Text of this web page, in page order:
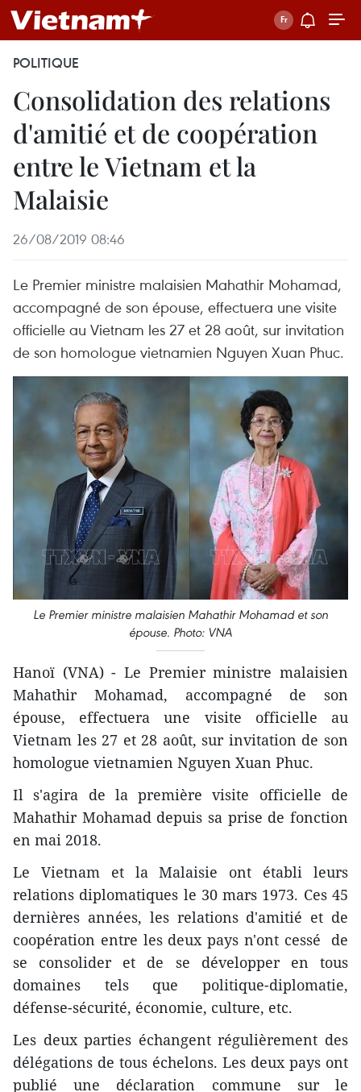
POLITIQUE
Consolidation des relations
d'amitié et de coopération
entre le Vietnam et la
Malaisie
26/08/2019 08:46
Le Premier ministre malaisien Mahathir Mohamad,
accompagné de son épouse, effectuera une visite
officielle au Vietnam les 27 et 28 août, sur invitation
de son homologue vietnamien Nguyen Xuan Phuc.
Le Premier ministre malaisien Mahathir Mohamad et son
épouse. Photo: VNA
Hanoï (VNA) - Le Premier ministre malaisien
Mahathir Mohamad, accompagné de son
épouse, effectuera une visite officielle au
Vietnam les 27 et 28 août, sur invitation de son
homologue vietnamien Nguyen Xuan Phuc.
Il s'agira de la première visite officielle de
Mahathir Mohamad depuis sa prise de fonction
en mai 2018.
Le Vietnam et la Malaisie ont établi leurs
relations diplomatiques le 30 mars 1973. Ces 45
dernières années, les relations d'amitié et de
coopération entre les deux pays n'ont cessé de
se consolider et de se développer en tous
domaines tels que politique-diplomatie,
défense-sécurité, économie, culture, etc.
Les deux parties échangent régulièrement des
délégations de tous échelons. Les deux pays ont
publié une déclaration commune sur le